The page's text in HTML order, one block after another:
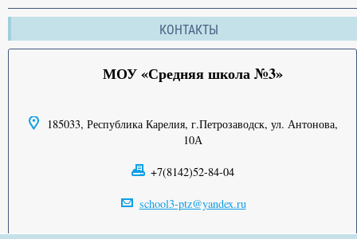
КОНТАКТЫ
МОУ «Средняя школа №3»
185033, Республика Карелия, г.Петрозаводск, ул. Антонова,
10А
+7(8142)52-84-04
school3-ptz@yandex.ru